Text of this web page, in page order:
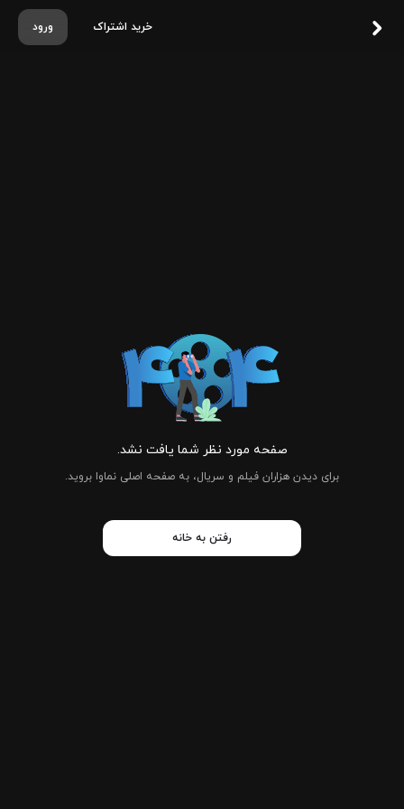
ورود خرید اشتراک
صفحه مورد نظر شما یافت نشد.
برای دیدن هزاران فیلم و سریال، به صفحه اصلی نماوا بروید.
رفتن به خانه